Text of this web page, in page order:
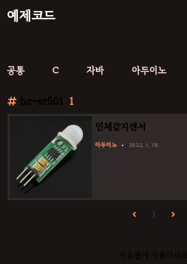
예제코드
공통 C 자바 아두이노
hc-sr501 1
인체감지센서
아두이노 2022. 1. 18.
1
자유롭게 사용하세요